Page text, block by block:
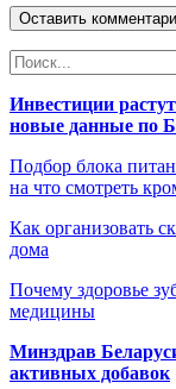
Инвестиции
новые данные по
Подбор блока
на что смотреть
Как организовать
дома
Почему здоровье
медицины
Минздрав
активных добавок